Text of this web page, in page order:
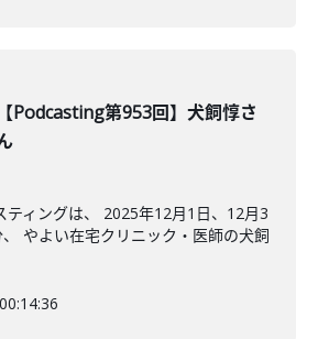
【Podcasting第953回】犬飼惇さ
ティングは、 2025年12月1日、12月3
やよい在宅クリニック・医師の犬飼
00:14:36